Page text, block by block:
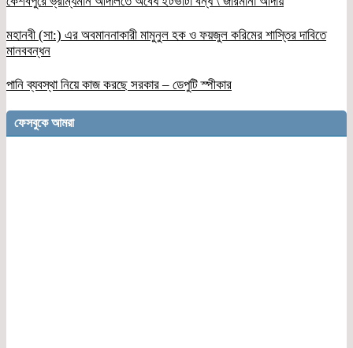
মহানবী (সা:) এর অবমাননাকারী মামুনুল হক ও ফয়জুল করিমের শাস্তির দাবিতে
মানববন্ধন
পানি ব্যবস্থা নিয়ে কাজ করছে সরকার – ডেপুটি স্পীকার
ফেসবুকে আমরা